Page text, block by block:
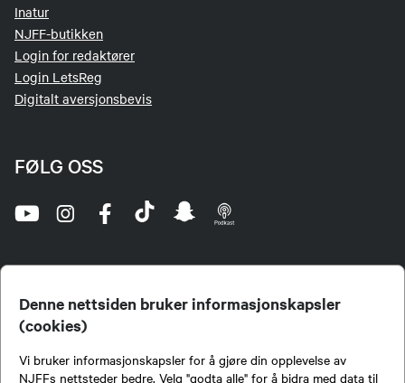
Denne nettsiden bruker informasjonskapsler
(cookies)
Vi bruker informasjonskapsler for å gjøre din opplevelse av
NJFFs nettsteder bedre. Velg "godta alle" for å bidra med data til
Inatur
NJFF-butikken
Login for redaktører
Login LetsReg
Digitalt aversjonsbevis
FØLG OSS
jegere og sportsfiskere og et av de viktigste miljøene for formidling av kunnskap om jakt og
fiske i Norge. Vi er en partipolitisk nøytral organisasjon, men har et sterkt jakt-, fiske-, og